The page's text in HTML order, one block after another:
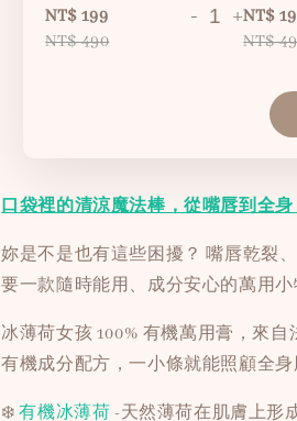
NT$ 199
NT$ 490
- +NT$
NT$
口袋裡的清涼魔法棒，從嘴唇到全
妳是不是也有這些困擾？ 嘴唇乾裂
要一款隨時能用、成分安心的萬用
冰薄荷女孩 100% 有機萬用膏，來
有機成分配方，一小條就能照顧全身
❄️有機冰薄荷 -天然薄荷在肌膚上形